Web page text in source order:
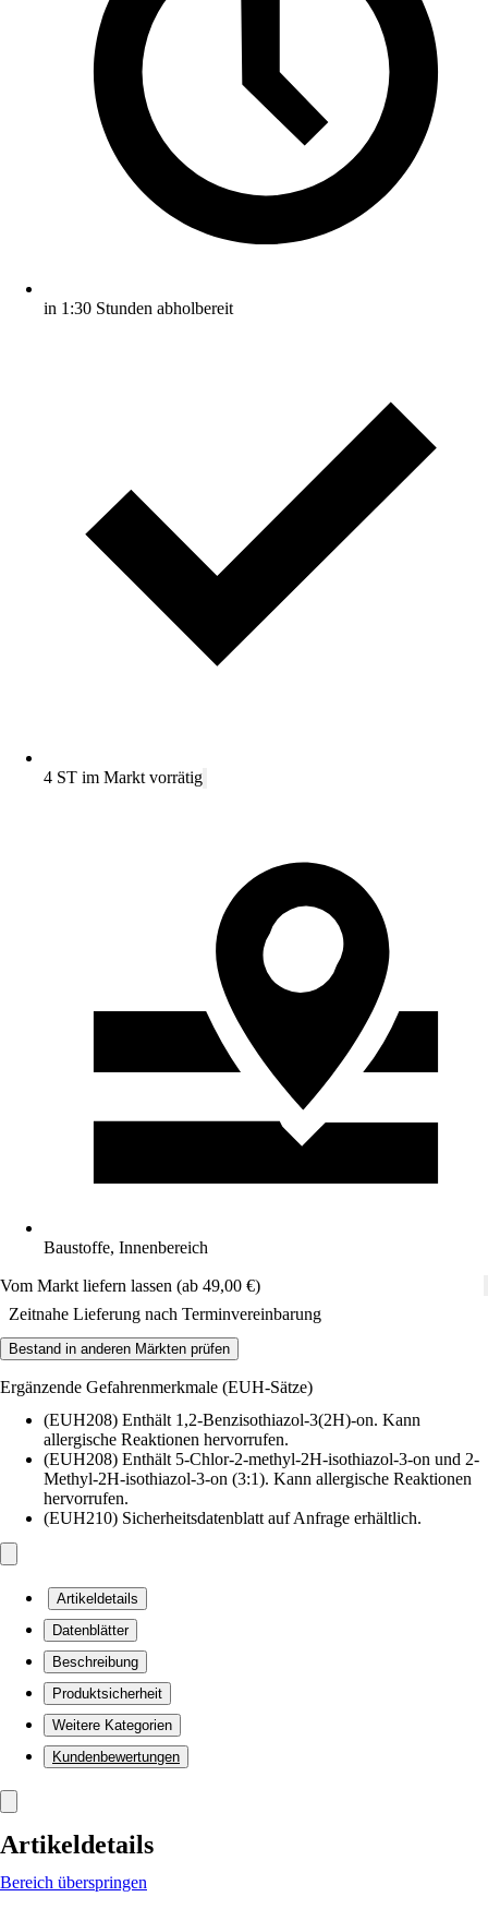
in 1:30 Stunden abholbereit
4 ST im Markt vorrätig
Baustoffe, Innenbereich
Vom Markt liefern lassen (ab 49,00 €)
Zeitnahe Lieferung nach Terminvereinbarung
Bestand in anderen Märkten prüfen
Ergänzende Gefahrenmerkmale (EUH-Sätze)
(EUH208) Enthält 1,2-Benzisothiazol-3(2H)-on. Kann
allergische Reaktionen hervorrufen.
(EUH208) Enthält 5-Chlor-2-methyl-2H-isothiazol-3-on und 2-
Methyl-2H-isothiazol-3-on (3:1). Kann allergische Reaktionen
hervorrufen.
(EUH210) Sicherheitsdatenblatt auf Anfrage erhältlich.
Artikeldetails
Datenblätter
Beschreibung
Produktsicherheit
Weitere Kategorien
Kundenbewertungen
Artikeldetails
Bereich überspringen